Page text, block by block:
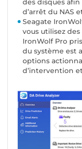
des disques
d’arrêt du NAS
Seagate
vous utilisez
IronWolf Pro
du système est
options
d’intervention